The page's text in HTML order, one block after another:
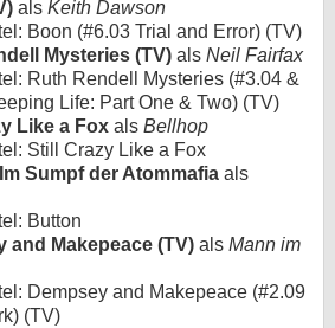
als Keith Dawson
Boon (#6.03 Trial and Error) (TV)
Mysteries (TV) als Neil Fairfax
Ruth Rendell Mysteries (#3.04 &
Life: Part One & Two) (TV)
Like a Fox als Bellhop
Still Crazy Like a Fox
Sumpf der Atommafia als
Button
and Makepeace (TV) als Mann im
Dempsey and Makepeace (#2.09
(TV)